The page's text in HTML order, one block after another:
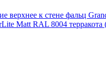
верхнее к стене фальц
Matt RAL 8004 терракота